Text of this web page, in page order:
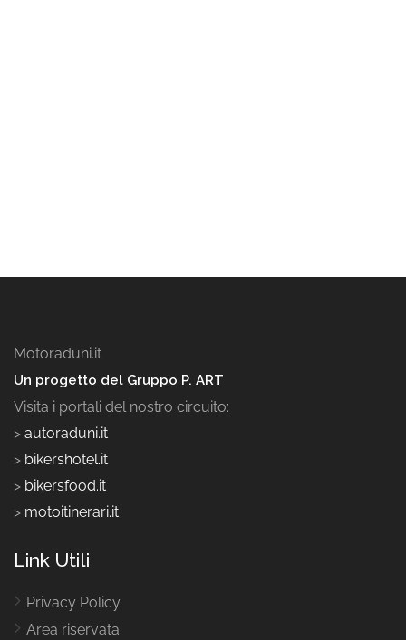
Motoraduni.it
Un progetto del Gruppo P. ART
Visita i portali del nostro circuito:
> autoraduni.it
> bikershotel.it
> bikersfood.it
> motoitinerari.it
Link Utili
Privacy Policy
Area riservata